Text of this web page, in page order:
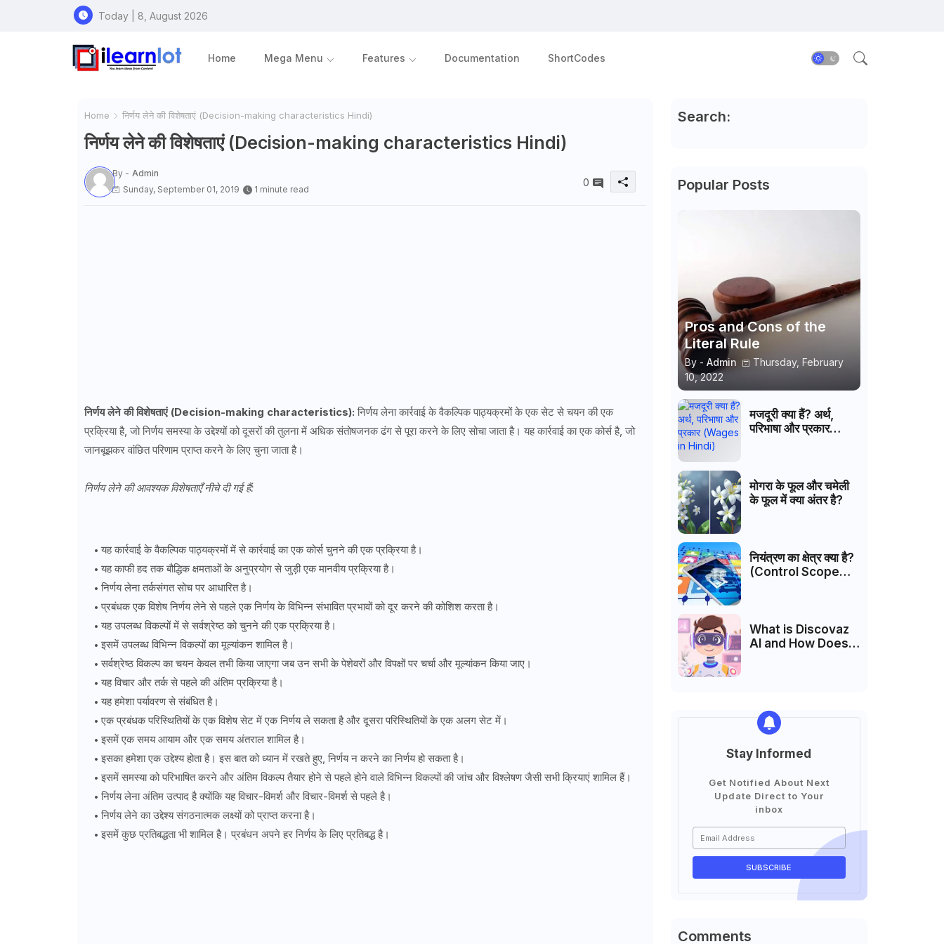
Today | 8, August 2026
Home Mega Menu Features Documentation ShortCodes
Home निर्णय लेने की विशेषताएं (Decision-making characteristics Hindi)
निर्णय लेने की विशेषताएं (Decision-making characteristics Hindi)
By - Admin
Sunday, September 01, 2019
1 minute read
0
निर्णय लेने की विशेषताएं (Decision-making characteristics):निर्णय लेना कार्रवाई के वैकल्पिक पाठ्यक्रमों के एक सेट से चयन की एक
प्रक्रिया है, जो निर्णय समस्या के उद्देश्यों को दूसरों की तुलना में अधिक संतोषजनक ढंग से पूरा करने के लिए सोचा जाता है। यह कार्रवाई का एक कोर्स है, जो
जानबूझकर वांछित परिणाम प्राप्त करने के लिए चुना जाता है।
निर्णय लेने की आवश्यक विशेषताएँ नीचे दी गई हैं:
यह कार्रवाई के वैकल्पिक पाठ्यक्रमों में से कार्रवाई का एक कोर्स चुनने की एक प्रक्रिया है।
यह काफी हद तक बौद्धिक क्षमताओं के अनुप्रयोग से जुड़ी एक मानवीय प्रक्रिया है।
निर्णय लेना तर्कसंगत सोच पर आधारित है।
प्रबंधक एक विशेष निर्णय लेने से पहले एक निर्णय के विभिन्न संभावित प्रभावों को दूर करने की कोशिश करता है।
यह उपलब्ध विकल्पों में से सर्वश्रेष्ठ को चुनने की एक प्रक्रिया है।
इसमें उपलब्ध विभिन्न विकल्पों का मूल्यांकन शामिल है।
सर्वश्रेष्ठ विकल्प का चयन केवल तभी किया जाएगा जब उन सभी के पेशेवरों और विपक्षों पर चर्चा और मूल्यांकन किया जाए।
यह विचार और तर्क से पहले की अंतिम प्रक्रिया है।
यह हमेशा पर्यावरण से संबंधित है।
एक प्रबंधक परिस्थितियों के एक विशेष सेट में एक निर्णय ले सकता है और दूसरा परिस्थितियों के एक अलग सेट में।
इसमें एक समय आयाम और एक समय अंतराल शामिल है।
इसका हमेशा एक उद्देश्य होता है। इस बात को ध्यान में रखते हुए, निर्णय न करने का निर्णय हो सकता है।
इसमें समस्या को परिभाषित करने और अंतिम विकल्प तैयार होने से पहले होने वाले विभिन्न विकल्पों की जांच और विश्लेषण जैसी सभी क्रियाएं शामिल हैं।
निर्णय लेना अंतिम उत्पाद है क्योंकि यह विचार-विमर्श और विचार-विमर्श से पहले है।
निर्णय लेने का उद्देश्य संगठनात्मक लक्ष्यों को प्राप्त करना है।
इसमें कुछ प्रतिबद्धता भी शामिल है। प्रबंधन अपने हर निर्णय के लिए प्रतिबद्ध है।
Search:
Popular Posts
Pros and Cons of the
Literal Rule
By - Admin
Thursday, February
10, 2022
मजदूरी क्या हैं? अर्थ,
परिभाषा और प्रकार
मोगरा के फूल और चमेली
के फूल में क्या अंतर है?
नियंत्रण का क्षेत्र क्या है?
(Control Scope
What is Discovaz
AI and How Does It
Stay Informed
Get Notified About Next
Update Direct to Your
inbox
Comments